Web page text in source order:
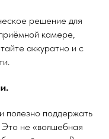
решение для
камере,
аккуратно и с
полезно поддержать
не «волшебная